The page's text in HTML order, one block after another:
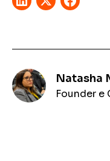
Natasha
Founder e